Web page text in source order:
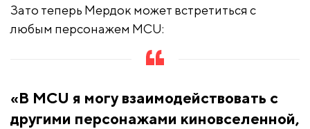
Зато теперь Мердок может встретиться с
любым персонажем MCU:
«В MCU я могу взаимодействовать с
другими персонажами киновселенной,